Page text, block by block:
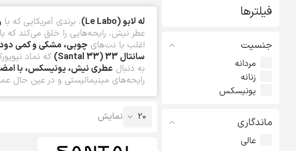
فیلترها
جنسیت
مردانه
زنانه
یونیسکس
ماندگاری
عالی
له لابو (Le Labo) ، برندی آمریکایی که با
عطر نیش، رایحه‌هایی را خلق می‌کند که
اغلب با نت‌های چوبی، مشکی و کمی
سانتال 33 (Santal 33)
که نماد
به دنبال عطری نیش، یونیسکس، با
رایحه‌های مینیمالیستی و در عین حال
نمایش